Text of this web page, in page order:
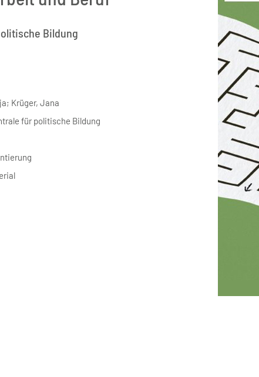
Bildung
Krüger, Jana
für politische Bildung